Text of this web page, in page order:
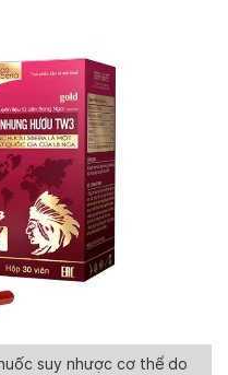
suy nhược cơ thể do